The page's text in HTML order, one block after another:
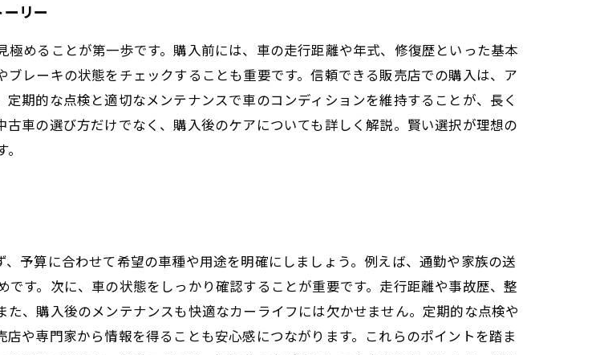
リー
めることが第一歩です。購入前には、車の走行距離や年式、修復歴といった基本
レーキの状態をチェックすることも重要です。信頼できる販売店での購入は、ア
期的な点検と適切なメンテナンスで車のコンディションを維持することが、長く
車の選び方だけでなく、購入後のケアについても詳しく解説。賢い選択が理想の
予算に合わせて希望の車種や用途を明確にしましょう。例えば、通勤や家族の送
す。次に、車の状態をしっかり確認することが重要です。走行距離や事故歴、整
、購入後のメンテナンスも快適なカーライフには欠かせません。定期的な点検や
や専門家から情報を得ることも安心感につながります。これらのポイントを踏ま